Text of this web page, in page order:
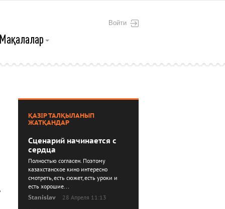
Войти
Мақалалар
ҚАЗІР ТАЛҚЫЛАНЫП
ЖАТҚАНДАР
Сценарий начинается с
сердца
Полностью согласен. Поэтому
казахстанское кино интересно
смотреть, есть сюжет, есть уроки и
есть хорошие...
Stanislav
28 Апреля 11:13